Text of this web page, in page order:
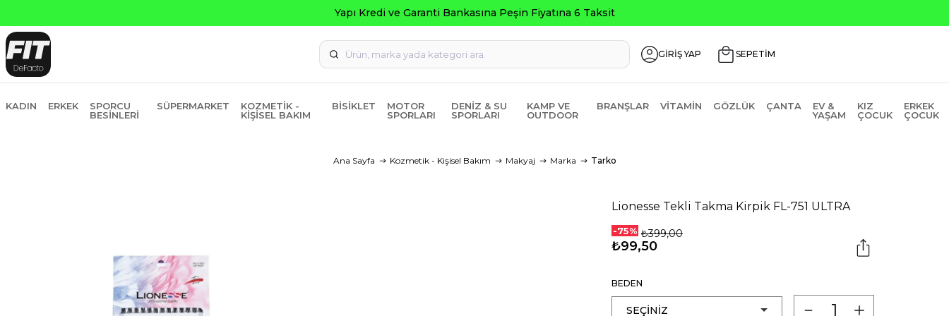
Yapı Kredi ve Garanti Bankasına Peşin Fiyatına 6 Taksit
GİRİŞ YAP SEPETİM
KADIN ERKEK
SPORCU
BESINLERI
SÜPERMARKET
KOZMETIK -
KIŞISEL BAKIM
BISIKLET
MOTOR
SPORLARI
DENIZ & SU
SPORLARI
KAMP VE
OUTDOOR
BRANŞLAR VITAMIN GÖZLÜK ÇANTA
EV &
YAŞAM
KIZ
ÇOCUK
ERKEK
ÇOCUK
Ana Sayfa Kozmetik - Kişisel Bakım Makyaj Marka Tarko
Lionesse Tekli Takma Kirpik FL-751 ULTRA
-75% ₺399,00
₺99,50
BEDEN